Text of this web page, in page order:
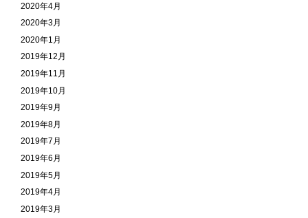
2020年4月
2020年3月
2020年1月
2019年12月
2019年11月
2019年10月
2019年9月
2019年8月
2019年7月
2019年6月
2019年5月
2019年4月
2019年3月